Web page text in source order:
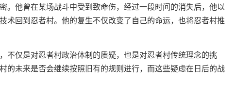
。他曾在某场战斗中受到致命伤，经过一段时间的消失后，他以
术回到忍者村。他的复生不仅改变了自己的命运，也将忍者村推
不仅是对忍者村政治体制的质疑，也是对忍者村传统理念的挑
的未来是否会继续按照旧有的规则进行，而这些疑虑在日后的战